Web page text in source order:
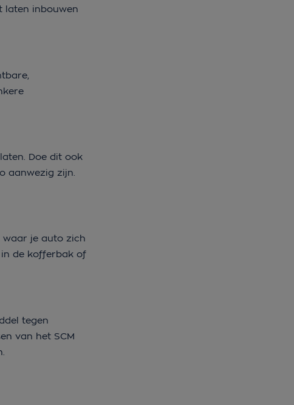
laten inbouwen
Doe dit ook
aanwezig zijn.
waar je auto zich
de kofferbak of
tegen
van het SCM